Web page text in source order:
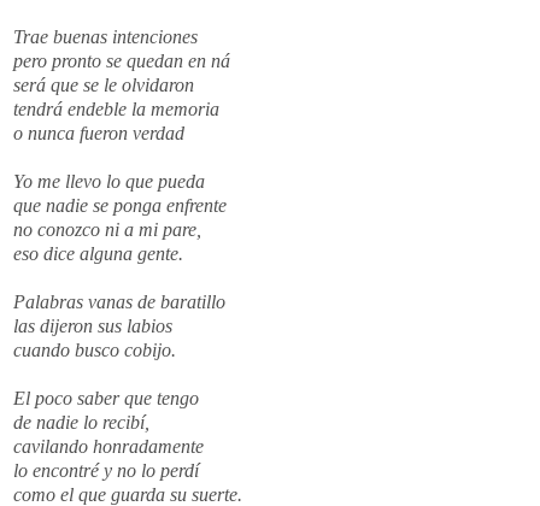
Trae buenas intenciones
pero pronto se quedan en ná
será que se le olvidaron
tendrá endeble la memoria
o nunca fueron verdad
Yo me llevo lo que pueda
que nadie se ponga enfrente
no conozco ni a mi pare,
eso dice alguna gente.
Palabras vanas de baratillo
las dijeron sus labios
cuando busco cobijo.
El poco saber que tengo
de nadie lo recibí,
cavilando honradamente
lo encontré y no lo perdí
como el que guarda su suerte.